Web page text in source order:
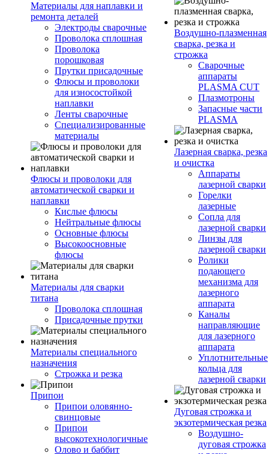
Материалы для наплавки и
ремонта деталей
Электроды сварочные
Проволока сплошная
Проволока
порошковая
Прутки присадочные
Флюсы и проволоки
для износостойкой
наплавки
Ленты сварочные
Специализированные
материалы
Флюсы и проволоки для
автоматической сварки и
наплавки
Кислые флюсы
Нейтральные флюсы
Основные флюсы
Высокоосновные
флюсы
Материалы для сварки
титана
Проволока сплошная
Присадочные прутки
Материалы специального
назначения
Строжка и резка
Припои
Припои оловянно-
свинцовые
Припои
высокотехнологичные
Олово и баббит
Воздушно-плазменная
сварка, резка и
строжка
Сварочные
аппараты
PLASMA CUT
Плазмотроны
Запасные части
PLASMA
Лазерная сварка, резка
и очистка
Аппараты
лазерной сварки
Горелки
лазерные
Сопла для
лазерной сварки
Линзы для
лазерной сварки
Ролики
подающего
механизма для
лазерного
аппарата
Каналы
направляющие
для лазерного
аппарата
Уплотнительные
кольца для
лазерной сварки
Дуговая строжка и
экзотермическая резка
Воздушно-
дуговая строжка